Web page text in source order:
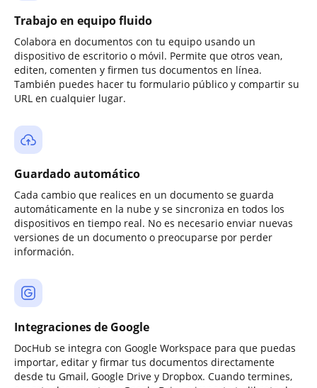
Trabajo en equipo fluido
Colabora en documentos con tu equipo usando un
dispositivo de escritorio o móvil. Permite que otros vean,
editen, comenten y firmen tus documentos en línea.
También puedes hacer tu formulario público y compartir su
URL en cualquier lugar.
Guardado automático
Cada cambio que realices en un documento se guarda
automáticamente en la nube y se sincroniza en todos los
dispositivos en tiempo real. No es necesario enviar nuevas
versiones de un documento o preocuparse por perder
información.
Integraciones de Google
DocHub se integra con Google Workspace para que puedas
importar, editar y firmar tus documentos directamente
desde tu Gmail, Google Drive y Dropbox. Cuando termines,